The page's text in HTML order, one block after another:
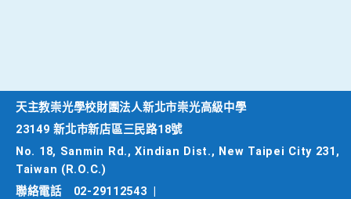
天主教崇光學校財團法人新北市崇光高級中學
23149 新北市新店區三民路18號
No. 18, Sanmin Rd., Xindian Dist., New Taipei City 231,
Taiwan (R.O.C.)
聯絡電話
02-29112543